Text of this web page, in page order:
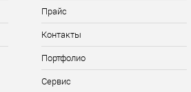
Прайс
Контакты
Портфолио
Сервис